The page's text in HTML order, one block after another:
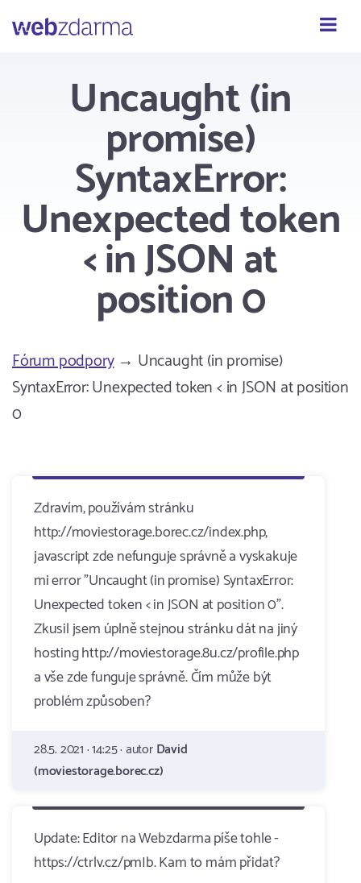
Webzdarma
Uncaught (in
promise)
SyntaxError:
Unexpected token
< in JSON at
position 0
Fórum podpory→ Uncaught (in promise)
SyntaxError: Unexpected token < in JSON at position
0
Zdravím, používám stránku
http://moviestorage.borec.cz/index.php,
javascript zde nefunguje správně a vyskakuje
mi error "Uncaught (in promise) SyntaxError:
Unexpected token < in JSON at position 0".
Zkusil jsem úplně stejnou stránku dát na jiný
hosting http://moviestorage.8u.cz/profile.php
a vše zde funguje správně. Čím může být
problém způsoben?
28.5. 2021 · 14:25 · autorDavid
(moviestorage.borec.cz)
Update: Editor na Webzdarma píše tohle -
https://ctrlv.cz/pmIb. Kam to mám přidat?